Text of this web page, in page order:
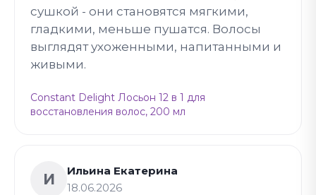
сушкой - они становятся мягкими,
гладкими, меньше пушатся. Волосы
выглядят ухоженными, напитанными и
живыми.
Constant Delight Лосьон 12 в 1 для
восстановления волос, 200 мл
И
Ильина Екатерина
18.06.2026